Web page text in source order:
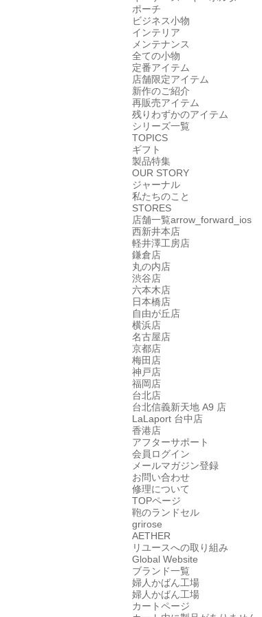
ポーチ
ビジネス小物
インテリア
メンテナンス
全ての小物
定番アイテム
店舗限定アイテム
新作のご紹介
再販売アイテム
残りわずかのアイテム
シリーズ一覧
TOPICS
ギフト
製品特集
OUR STORY
ジャーナル
私たちのこと
STORES
店舗一覧arrow_forward_ios
西新井本店
軽井澤工房店
鎌倉店
丸の内店
渋谷店
六本木店
日本橋店
自由が丘店
横浜店
名古屋店
京都店
梅田店
神戸店
福岡店
台北店
台北信義新天地 A9 店
LaLaport 台中店
香港店
アフターサポート
会員ログイン
メールマガジン登録
お問い合わせ
修理について
TOPページ
鞄のランドセル
grirose
AETHER
リユースへの取り組み
Global Website
ブランド一覧
婦人かばん工場
婦人かばん工場
カートページ